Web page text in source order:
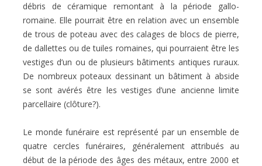
débris de céramique remontant à la période gallo-
romaine. Elle pourrait être en relation avec un ensemble
de trous de poteau avec des calages de blocs de pierre,
de dallettes ou de tuiles romaines, qui pourraient être les
vestiges d’un ou de plusieurs bâtiments antiques ruraux.
De nombreux poteaux dessinant un bâtiment à abside
se sont avérés être les vestiges d’une ancienne limite
parcellaire (clôture?).
Le monde funéraire est représenté par un ensemble de
quatre cercles funéraires, généralement attribués au
début de la période des âges des métaux, entre 2000 et